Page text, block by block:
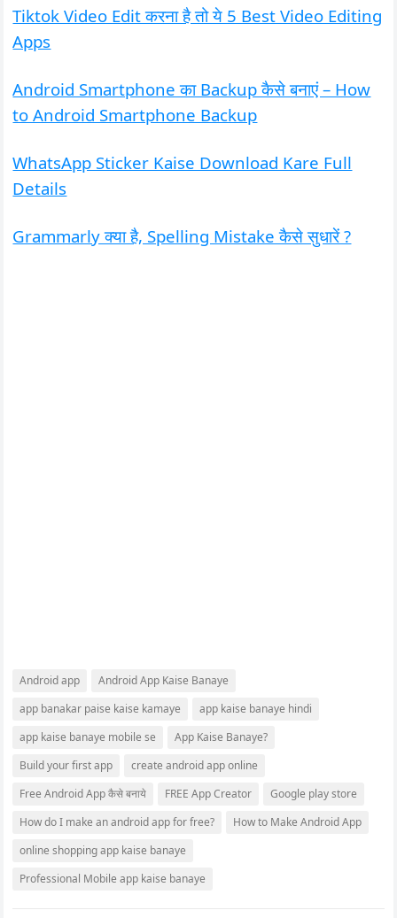
Tiktok Video Edit करना है तो ये 5 Best Video Editing
Apps
Android Smartphone का Backup कैसे बनाएं – How
to Android Smartphone Backup
WhatsApp Sticker Kaise Download Kare Full
Details
Grammarly क्या है, Spelling Mistake कैसे सुधारें ?
Android app
Android App Kaise Banaye
app banakar paise kaise kamaye
app kaise banaye hindi
app kaise banaye mobile se
App Kaise Banaye?
Build your first app
create android app online
Free Android App कैसे बनाये
FREE App Creator
Google play store
How do I make an android app for free?
How to Make Android App
online shopping app kaise banaye
Professional Mobile app kaise banaye